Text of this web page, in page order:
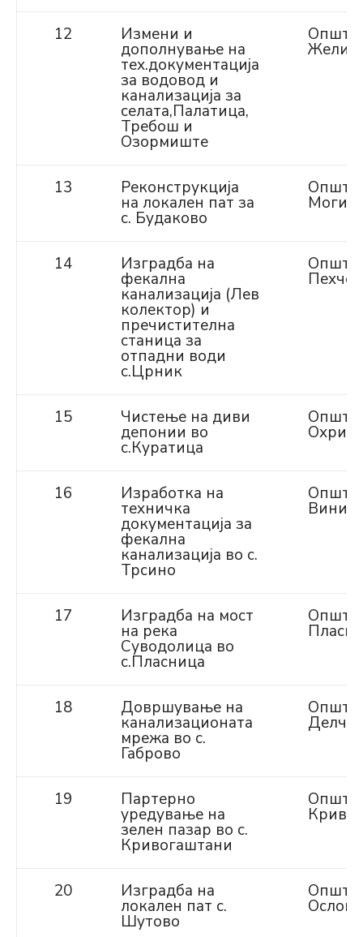
12 Измени и
дополнување на
тех.документација
за водовод и
канализација за
селата,Палатица,
Требош и
Озормиште
13 Реконструкција
на локален пат за
с. Будаково
14 Изградба на
фекална
канализација (Лев
колектор) и
пречистителна
станица за
отпадни води
с.Црник
15 Чистење на диви
депонии во
с.Куратица
Охрид
16 Изработка на
техничка
документација за
фекална
канализација во с.
Трсино
17 Изградба на мост
на река
Суводолица во
с.Пласница
18 Довршување на
канализационата
мрежа во с.
Габрово
19 Партерно
уредување на
зелен пазар во с.
Кривогаштани
20 Изградба на
локален пат с.
Шутово